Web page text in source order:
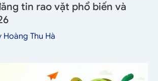
tin rao vặt phổ biến và
Hoàng Thu Hà